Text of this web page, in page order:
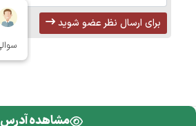
مشاهده آدرس
برای ارسال نظر عضو شوید
تمامی حقوق محفوظ است